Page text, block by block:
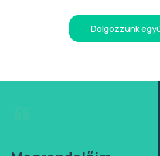
Dolgozzunk